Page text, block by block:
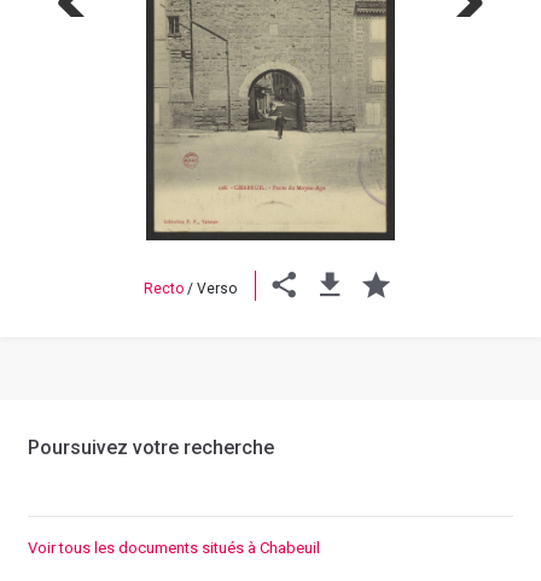
Recto / Verso
Poursuivez votre recherche
Voir tous les documents situés à Chabeuil